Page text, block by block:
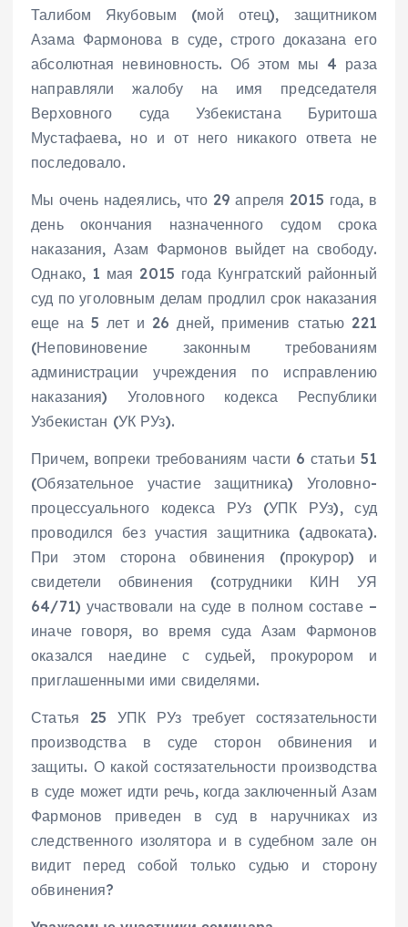
Талибом Якубовым (мой отец), защитником
Азама Фармонова в суде, строго доказана его
абсолютная невиновность. Об этом мы 4 раза
направляли жалобу на имя председателя
Верховного суда Узбекистана Буритоша
Мустафаева, но и от него никакого ответа не
последовало.
Мы очень надеялись, что 29 апреля 2015 года, в
день окончания назначенного судом срока
наказания, Азам Фармонов выйдет на свободу.
Однако, 1 мая 2015 года Кунгратский районный
суд по уголовным делам продлил срок наказания
еще на 5 лет и 26 дней, применив статью 221
(Неповиновение законным требованиям
администрации учреждения по исправлению
наказания) Уголовного кодекса Республики
Узбекистан (УК РУз).
Причем, вопреки требованиям части 6 статьи 51
(Обязательное участие защитника) Уголовно-
процессуального кодекса РУз (УПК РУз), суд
проводился без участия защитника (адвоката).
При этом сторона обвинения (прокурор) и
свидетели обвинения (сотрудники КИН УЯ
64/71) участвовали на суде в полном составе –
иначе говоря, во время суда Азам Фармонов
оказался наедине с судьей, прокурором и
приглашенными ими свиделями.
Статья 25 УПК РУз требует состязательности
производства в суде сторон обвинения и
защиты. О какой состязательности производства
в суде может идти речь, когда заключенный Азам
Фармонов приведен в суд в наручниках из
следственного изолятора и в судебном зале он
видит перед собой только судью и сторону
обвинения?